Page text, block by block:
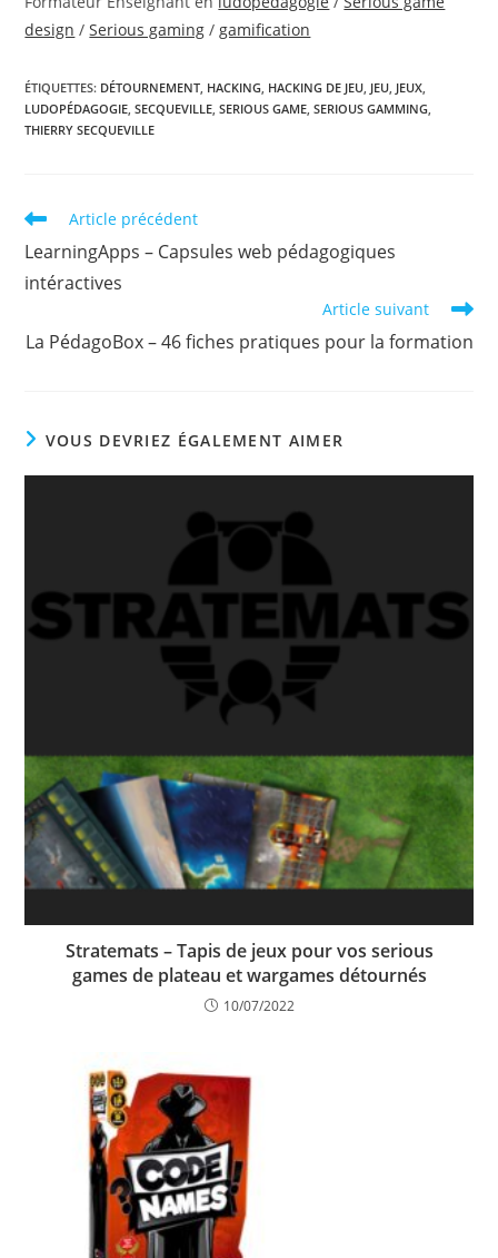
design /Serious gaming /gamification
ÉTIQUETTES: DÉTOURNEMENT, HACKING, HACKING DE JEU, JEU, JEUX,
LUDOPÉDAGOGIE, SECQUEVILLE, SERIOUS GAME, SERIOUS GAMMING,
THIERRY SECQUEVILLE
Read
articles
Article précédent
LearningApps – Capsules web pédagogiques
intéractives
Article suivant
La PédagoBox – 46 fiches pratiques pour la formation
VOUS DEVRIEZ ÉGALEMENT AIMER
Stratemats – Tapis de jeux pour vos serious
games de plateau et wargames détournés
10/07/2022